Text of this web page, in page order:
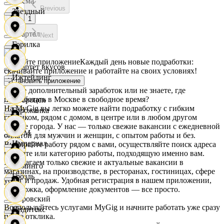
Квартал
Квартет вкусов
Доброцен
ДОМ
Доминго
Кировский
Звездный
Горилка
Ижтейдинг
Горожанка
Империал
Гроздь
Индитекс
Previous
1
Next
Скачайте приложениеКаждый день новые подработки:
скачивайте приложение и работайте на своих условиях!
Установить приложение
Ищете дополнительный заработок или не знаете, где
подработать в Москве в свободное время?
На MyGig вы легко можете найти подработку с гибким
графиком, рядом с домом, в центре или в любом другом
районе города. У нас — только свежие вакансии с ежедневной
оплатой для мужчин и женщин, с опытом работы и без.
Выбирайте работу рядом с вами, осуществляйте поиск адреса
на карте или категорию работы, подходящую именно вам.
Предлагаем только свежие и актуальные вакансии в
магазинах, на производстве, в ресторанах, гостиницах, сфере
услуг и продаж. Удобная регистрация в нашем приложении,
поддержка, оформление документов — все просто.
Воспользуйтесь услугами MyGig и начните работать уже сразу
после отклика.